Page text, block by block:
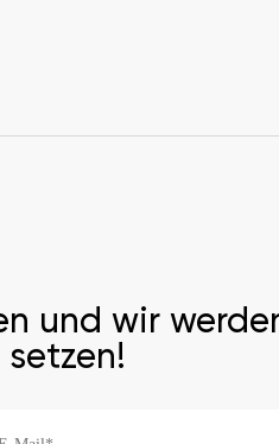
und wir